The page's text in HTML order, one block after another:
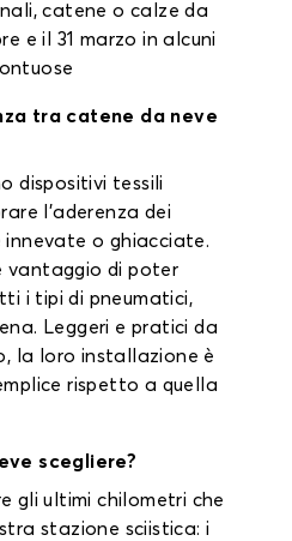
catene o calze da
e il 31 marzo in alcuni
tra catene da neve
dispositivi tessili
l'aderenza dei
innevate o ghiacciate.
vantaggio di poter
i tipi di pneumatici,
Leggeri e pratici da
la loro installazione è
rispetto a quella
scegliere?
gli ultimi chilometri che
stazione sciistica: i